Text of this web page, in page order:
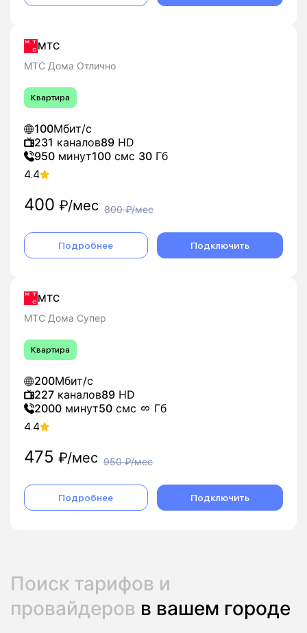
МТС
МТС Дома Отлично
Квартира
100Мбит/с
231 каналов89 HD
950 минут100 смс 30 Гб
4.4
400 ₽/мес 800₽/мес
Подробнее Подключить
МТС
МТС Дома Супер
Квартира
200Мбит/с
227 каналов89 HD
2000 минут50 смс Гб
4.4
475 ₽/мес 950₽/мес
Подробнее Подключить
Поиск тарифов и
провайдеров в вашем городе